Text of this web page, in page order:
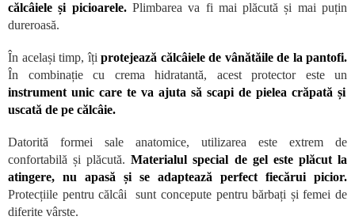
călcâiele și picioarele. Plimbarea va fi mai plăcută și mai puțin
dureroasă.
În același timp, îți protejează călcâiele de vânătăile de la pantofi.
În combinație cu crema hidratantă, acest protector este un
instrument unic care te va ajuta să scapi de pielea crăpată și
uscată de pe călcâie.
Datorită formei sale anatomice, utilizarea este extrem de
confortabilă și plăcută. Materialul special de gel este plăcut la
atingere, nu apasă și se adaptează perfect fiecărui picior.
Protecțiile pentru călcâi sunt concepute pentru bărbați și femei de
diferite vârste.